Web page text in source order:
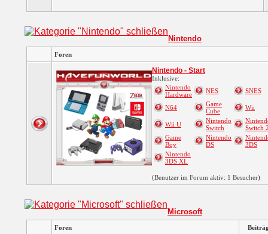
Nintendo
Foren
Nintendo - Start
Inklusive:
Nintendo
Hardware
NES SNES
N64
Game
Cube
Wii
Wii U
Nintendo
Switch
Switch
Game
Boy
Nintendo
DS
3DS
Nintendo
3DS XL
(Benutzer im Forum aktiv: 1 Besucher)
Microsoft
Foren